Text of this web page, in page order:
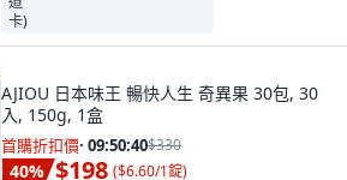
AJIOU 日本味王 暢快人生 奇異果 30包, 30
入, 150g, 1盒
首購折扣價· 09:50:38$330
40% $198 ($6.60/1錠)